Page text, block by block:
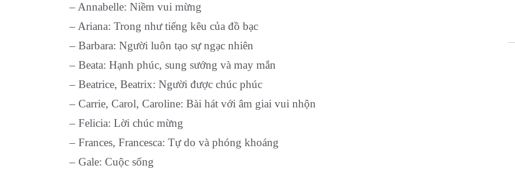
– Annabelle: Niềm vui mừng
– Ariana: Trong như tiếng kêu của đồ bạc
– Barbara: Người luôn tạo sự ngạc nhiên
– Beata: Hạnh phúc, sung sướng và may mắn
– Beatrice, Beatrix: Người được chúc phúc
– Carrie, Carol, Caroline: Bài hát với âm giai vui nhộn
– Felicia: Lời chúc mừng
– Frances, Francesca: Tự do và phóng khoáng
– Gale: Cuộc sống